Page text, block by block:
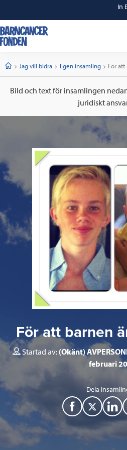
In
StartJag vill bidra Egen insamling För
Bild och text för insamlingen
juridiskt
För att barnen
Startad av: (Okänt)
februari
Dela
F
a
T
w
L